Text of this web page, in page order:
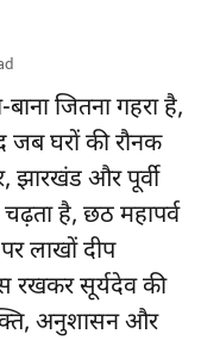
जितना गहरा है,
जब घरों की रौनक
झारखंड और पूर्वी
है, छठ महापर्व
लाखों दीप
रखकर सूर्यदेव की
अनुशासन और